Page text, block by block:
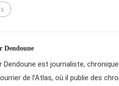
Dendoune
Dendoune est journaliste,
de l’Atlas, où il publie des